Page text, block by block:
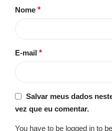
Nome *
E-mail *
Salvar meus dados
vez que eu comentar.
You have to be logged in to